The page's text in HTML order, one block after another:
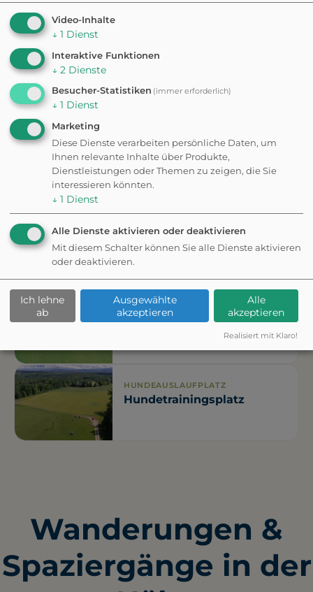
HUNDEAUSLAUFPLATZ
Eiken
HUNDEAUSLAUFPLATZ
Hundewiese und
Dogsitting Niederhasli
WILDPARK
Tierpark Bad Zurzach
WILDPARK
Wildpark Roggenhausen
HUNDEAUSLAUFPLATZ
Hundetrainingsplatz
Wanderungen &
Spaziergänge in der
Video-Inhalte
↓ 1 Dienst
Interaktive Funktionen
↓ 2 Dienste
Besucher-Statistiken (immer erforderlich)
↓ 1 Dienst
Marketing
Diese Dienste verarbeiten persönliche Daten, um
Ihnen relevante Inhalte über Produkte,
Dienstleistungen oder Themen zu zeigen, die Sie
interessieren könnten.
↓ 1 Dienst
Alle Dienste aktivieren oder deaktivieren
Mit diesem Schalter können Sie alle Dienste aktivieren
oder deaktivieren.
Ich lehne
ab
Ausgewählte
akzeptieren
Alle
akzeptieren
Realisiert mit Klaro!